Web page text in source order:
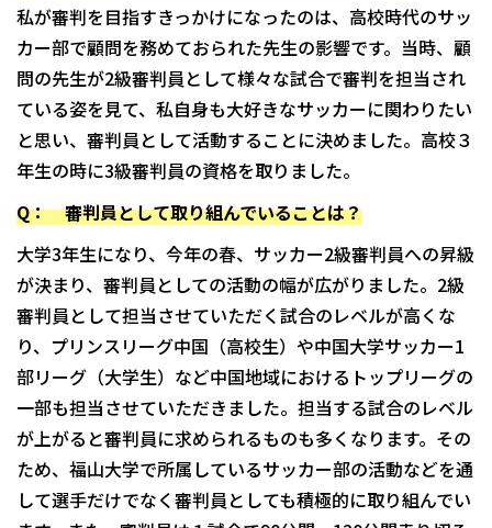
私が審判を目指すきっかけになったのは、高校時代のサッ
カー部で顧問を務めておられた先生の影響です。当時、顧
問の先生が2級審判員として様々な試合で審判を担当され
ている姿を見て、私自身も大好きなサッカーに関わりたい
と思い、審判員として活動することに決めました。高校３
年生の時に3級審判員の資格を取りました。
Q： 審判員として取り組んでいることは？
大学3年生になり、今年の春、サッカー2級審判員への昇級
が決まり、審判員としての活動の幅が広がりました。2級
審判員として担当させていただく試合のレベルが高くな
り、プリンスリーグ中国（高校生）や中国大学サッカー1
部リーグ（大学生）など中国地域におけるトップリーグの
一部も担当させていただきました。担当する試合のレベル
が上がると審判員に求められるものも多くなります。その
ため、福山大学で所属しているサッカー部の活動などを通
して選手だけでなく審判員としても積極的に取り組んでい